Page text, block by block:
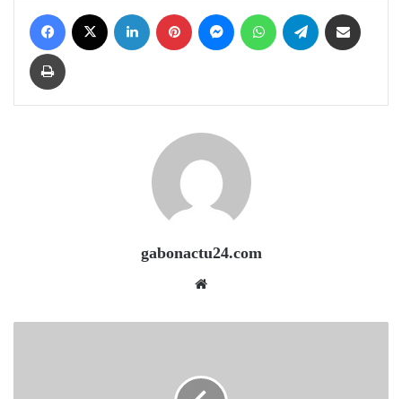
Facebook LinkedIn Pinterest Messenger WhatsApp Telegram
Print
gabonactu24.com